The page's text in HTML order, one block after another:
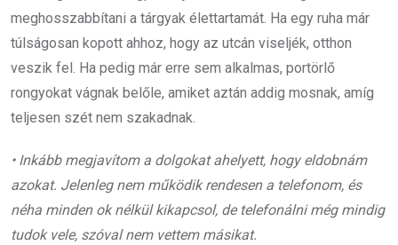
meghosszabbítani a tárgyak élettartamát. Ha egy ruha már
túlságosan kopott ahhoz, hogy az utcán viseljék, otthon
veszik fel. Ha pedig már erre sem alkalmas, portörlő
rongyokat vágnak belőle, amiket aztán addig mosnak, amíg
teljesen szét nem szakadnak.
• Inkább megjavítom a dolgokat ahelyett, hogy eldobnám
azokat. Jelenleg nem működik rendesen a telefonom, és
néha minden ok nélkül kikapcsol, de telefonálni még mindig
tudok vele, szóval nem vettem másikat.